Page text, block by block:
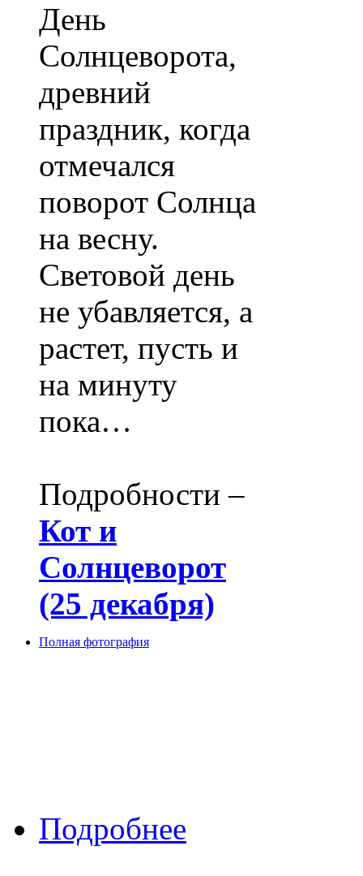
День
Солнцеворота,
древний
праздник, когда
отмечался
поворот Солнца
на весну.
Световой день
не убавляется, а
растет, пусть и
на минуту
пока…
Подробности –
Кот и
Солнцеворот
(25 декабря)
Полная фотография
Подробнее